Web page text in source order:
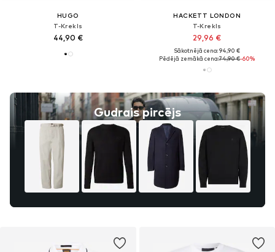
HUGO
T-Krekls
44,90 €
Gudrais pircējs
HACKETT LONDON
T-Krekls
29,96 €
Sākotnējā cena: 94,90 €
Pēdējā zemākā cena:74,90 €-60%